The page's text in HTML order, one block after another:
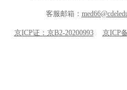
客服邮箱：
京ICP证：京B2-20200993 京ICP